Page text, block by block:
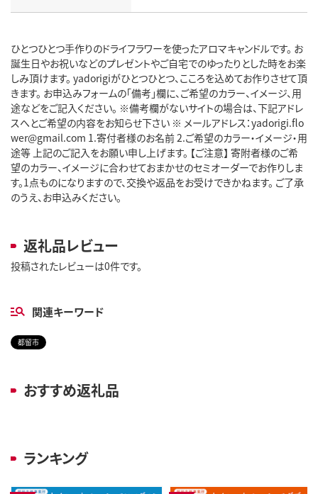
ひとつひとつ手作りのドライフラワーを使ったアロマキャンドルです。 お
誕生日やお祝いなどのプレゼントやご自宅でのゆったりとした時をお楽
しみ頂けます。 yadorigiがひとつひとつ、こころを込めてお作りさせて頂
きます。 お申込みフォームの「備考」欄に、ご希望のカラー、イメージ、用
途などをご記入ください。 ※備考欄がないサイトの場合は、下記アドレ
スへとご希望の内容をお知らせ下さい ※ メールアドレス：yadorigi.flo
wer@gmail.com 1.寄付者様のお名前 2.ご希望のカラー・イメージ・用
途等 上記のご記入をお願い申し上げます。 【ご注意】 寄附者様のご希
望のカラー、イメージに合わせておまかせのセミオーダーでお作りしま
す。1点ものになりますので、交換や返品をお受けできかねます。 ご了承
のうえ、お申込みください。
返礼品レビュー
投稿されたレビューは0件です。
関連キーワード
都留市
おすすめ返礼品
ランキング